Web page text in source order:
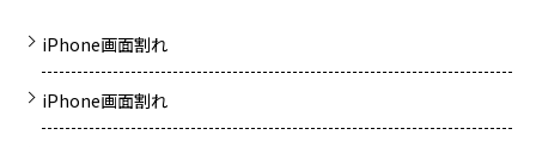
iPhone画面割れ
iPhone画面割れ